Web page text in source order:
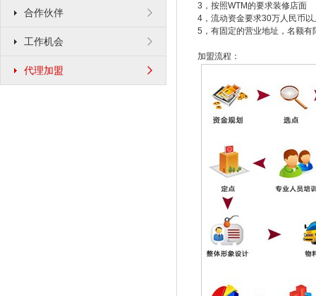
合作伙伴
工作机会
代理加盟
3，按照WTM的要求装修店面
4，流动资金要求30万人民币以
5，有固定的营业地址，名额有
加盟流程：